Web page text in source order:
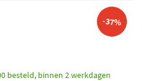
-37%
besteld, binnen 2 werkdagen